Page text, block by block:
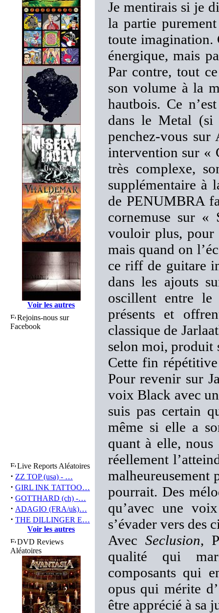
Voir les autres
Rejoins-nous sur
Facebook
Live Reports Aléatoires
· ZZ TOP (usa) - …
· GIRL INK TATTOO…
· GOTTHARD (ch) -…
· ADAGIO (FRA/uk)…
· THE DILLINGER E…
Voir les autres
DVD Reviews
Aléatoires
Je mentirais si je
la partie
toute imagination.
énergique, mais
Par contre, tout
son volume à la
hautbois. Ce
dans le Metal
penchez-vous
intervention sur «
très complexe,
supplémentaire à
de PENUMBRA
cornemuse sur «
vouloir plus, pour
mais quand on
ce riff de guitare
dans les ajouts
oscillent entre
présents et
classique de
selon moi, produit
Cette fin
Pour revenir sur
voix Black avec
suis pas certain
même si elle a
quant à elle,
réellement
malheureusement
pourrait. Des
qu’avec une
s’évader vers des
Avec Seclusion,
qualité qui
composants qui
opus qui mérite
être apprécié à sa